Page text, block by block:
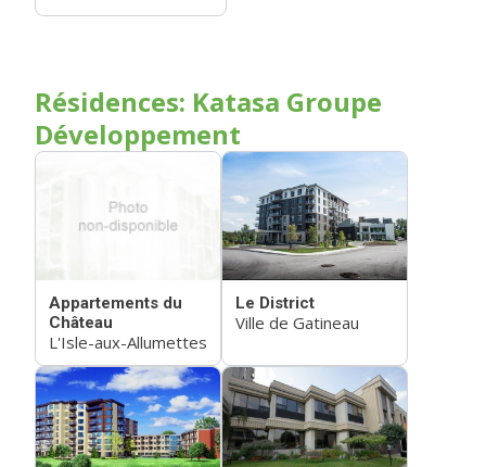
Résidences: Katasa Groupe
Développement
Appartements du
Château
L'Isle-aux-Allumettes
Le District
Ville de Gatineau